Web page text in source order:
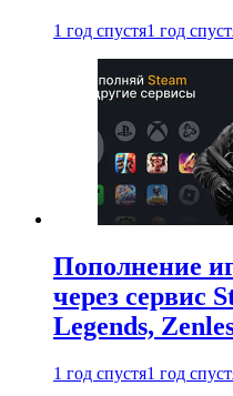
1 год спустя1 год
Пополнение
через сервис
Legends,
1 год спустя1 год